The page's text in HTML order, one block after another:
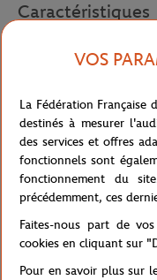
Caractéristiques
VOS
La Fédération Française
destinés à mesurer
des services et offres
fonctionnels sont
fonctionnement du
précédemment, ces
Faites-nous part de
cookies en cliquant sur
Pour en savoir plus sur